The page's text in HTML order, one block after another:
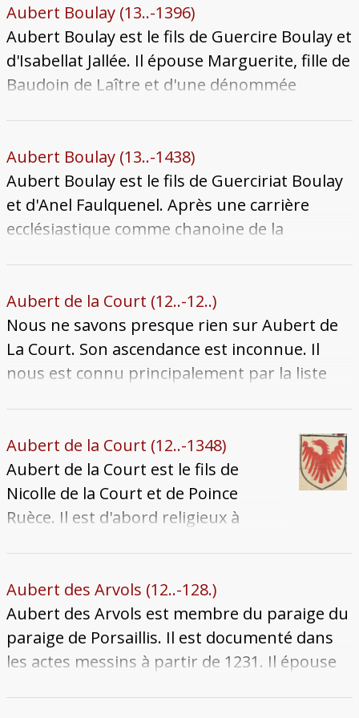
célibataire et sans enfants.
Aubert Boulay (13..-1396)
Aubert Boulay est le fils de Guercire Boulay et
d'Isabellat Jallée. Il épouse Marguerite, fille de
Baudoin de Laître et d'une dénommée
1396, il est enterré à Notre-Dame-la-Ronde
avec sa femme Marguerite et son fils Jean
morts tous deux en 1390.
Aubert Boulay (13..-1438)
Aubert Boulay est le fils de Guerciriat Boulay
et d'Anel Faulquenel. Après une carrière
ecclésiastique comme chanoine de la
d'Abocourt, mais le mariage est de courte
durée. Aubert meurt durant l'épidémie de
peste de 1438-1439 qui ravage la ville de Metz.
Bille se remarie très vite avec Joffroy Desch,
Aubert de la Court (12..-12..)
Nous ne savons presque rien sur Aubert de
La Court. Son ascendance est inconnue. Il
nous est connu principalement par la liste
siècle. Trois de ses enfants sont mentionnés
dans les bans de tréfonds : Guillaume, Jean et
Wiberette.
Aubert de la Court (12..-1348)
Aubert de la Court est le fils de
Nicolle de la Court et de Poince
Ruèce. Il est d'abord religieux à
vœux pour rentrer dans le siècle. Il
meurt le 23 juin 1348 et son corps
est enseveli au couvent des
Cordeliers (aujourd'hui le cloître des
Aubert des Arvols (12..-128.)
Aubert des Arvols est membre du paraige du
paraige de Porsaillis. Il est documenté dans
les actes messins à partir de 1231. Il épouse